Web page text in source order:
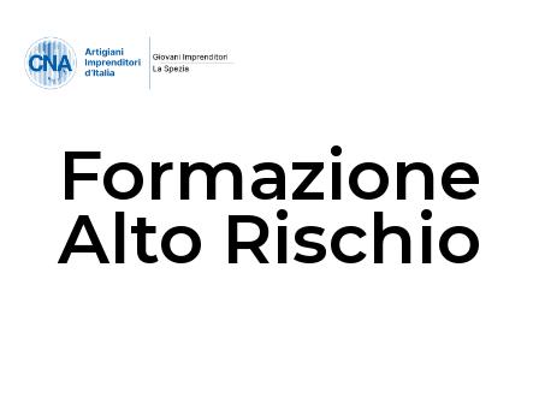
Formazione
Alto Rischio